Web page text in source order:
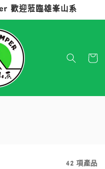
歡迎蒞臨雄峯山系
物
42 項產品